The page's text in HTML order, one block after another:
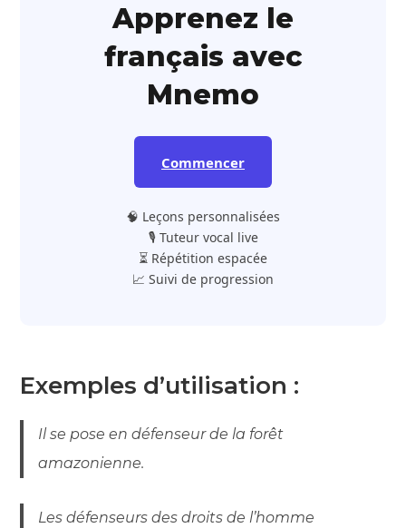
Apprenez le
français avec
Mnemo
Commencer
🧠 Leçons personnalisées
🎙️ Tuteur vocal live
⏳ Répétition espacée
📈 Suivi de progression
Exemples d’utilisation :
Il se pose en défenseur de la forêt
amazonienne.
Les défenseurs des droits de l’homme